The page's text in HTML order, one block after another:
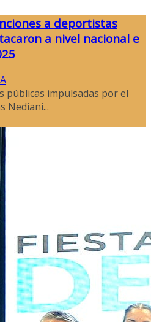
a deportistas
a nivel nacional e
públicas impulsadas por el
Nediani...